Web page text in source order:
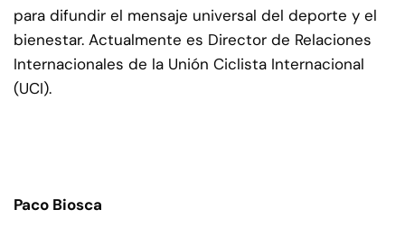
para difundir el mensaje universal del deporte y el
bienestar. Actualmente es Director de Relaciones
Internacionales de la Unión Ciclista Internacional
(UCI).
Paco Biosca